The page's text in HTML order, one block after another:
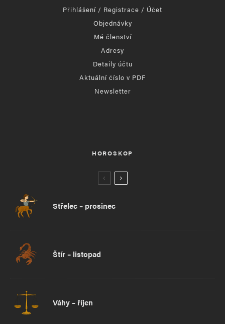
Přihlášení / Registrace / Účet
Objednávky
Mé členství
Adresy
Detaily účtu
Aktuální číslo v PDF
Newsletter
HOROSKOP
Střelec – prosinec
Štír – listopad
Váhy – říjen